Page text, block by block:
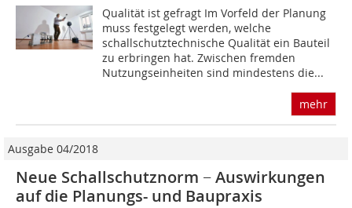
Qualität ist gefragt Im Vorfeld der Planung
muss festgelegt werden, welche
schallschutztechnische Qualität ein Bauteil
zu erbringen hat. Zwischen fremden
Nutzungseinheiten sind mindestens die...
mehr
Ausgabe 04/2018
Neue Schallschutznorm − Auswirkungen
auf die Planungs- und Baupraxis